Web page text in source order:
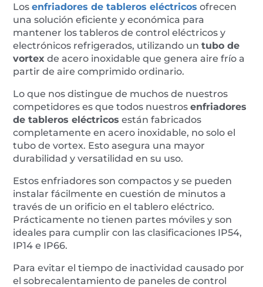
Losenfriadores de tableros eléctricos ofrecen
una solución eficiente y económica para
mantener los tableros de control eléctricos y
electrónicos refrigerados, utilizando untubo de
vortex de acero inoxidable que genera aire frío a
partir de aire comprimido ordinario.
Lo que nos distingue de muchos de nuestros
competidores es que todos nuestrosenfriadores
de tableros eléctricos están fabricados
completamente en acero inoxidable, no solo el
tubo de vortex. Esto asegura una mayor
durabilidad y versatilidad en su uso.
Estos enfriadores son compactos y se pueden
instalar fácilmente en cuestión de minutos a
través de un orificio en el tablero eléctrico.
Prácticamente no tienen partes móviles y son
ideales para cumplir con las clasificaciones IP54,
IP14 e IP66.
Para evitar el tiempo de inactividad causado por
el sobrecalentamiento de paneles de control